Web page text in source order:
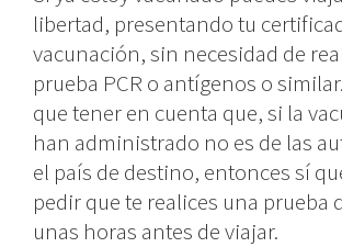
libertad, presentando tu
vacunación, sin necesidad de
prueba PCR o antígenos o
que tener en cuenta que, si la
han administrado no es de las
el país de destino, entonces sí
pedir que te realices una prueba
unas horas antes de viajar.